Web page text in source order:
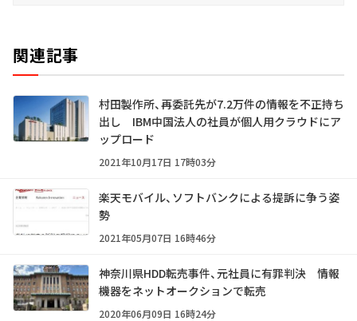
関連記事
村田製作所、再委託先が7.2万件の情報を不正持ち
出し IBM中国法人の社員が個人用クラウドにア
ップロード
2021年10月17日 17時03分
楽天モバイル、ソフトバンクによる提訴に争う姿
勢
2021年05月07日 16時46分
神奈川県HDD転売事件、元社員に有罪判決 情報
機器をネットオークションで転売
2020年06月09日 16時24分